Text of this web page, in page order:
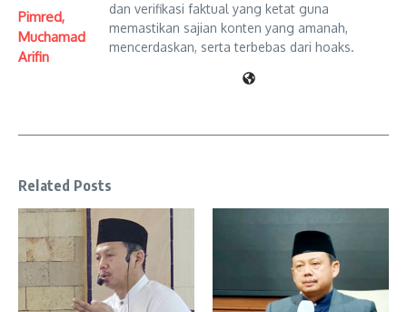
Pimred,
Muchamad
Arifin
dan verifikasi faktual yang ketat guna
memastikan sajian konten yang amanah,
mencerdaskan, serta terbebas dari hoaks.
Related Posts